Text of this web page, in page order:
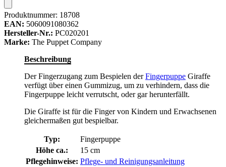
Produktnummer: 18708
EAN: 5060091080362
Hersteller-Nr.: PC020201
Marke: The Puppet Company
Beschreibung
Der Fingerzugang zum Bespielen derFingerpuppe Giraffe
verfügt über einen Gummizug, um zu verhindern, dass die
Fingerpuppe leicht verrutscht, oder gar herunterfällt.
Die Giraffe ist für die Finger von Kindern und Erwachsenen
gleichermaßen gut bespielbar.
Typ:
Fingerpuppe
Höhe ca.:
15 cm
Pflegehinweise: Pflege- und Reinigungsanleitung